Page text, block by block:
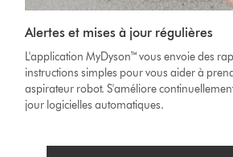
Alertes et mises à jour régulières
L'application MyDyson™ vous envoie des
instructions simples pour vous aider à
aspirateur robot. S'améliore
jour logicielles automatiques.